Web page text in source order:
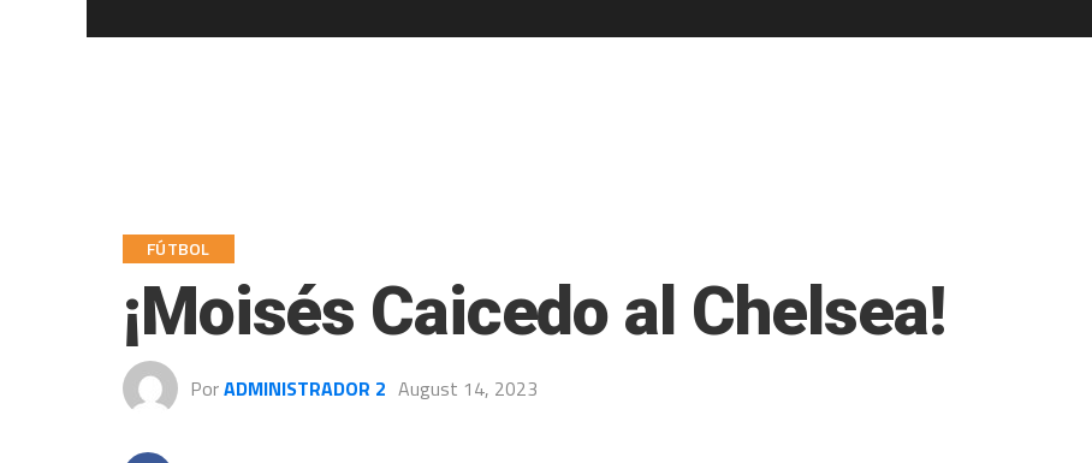
FÚTBOL
¡Moisés Caicedo al Chelsea!
PorADMINISTRADOR 2 August 14, 2023